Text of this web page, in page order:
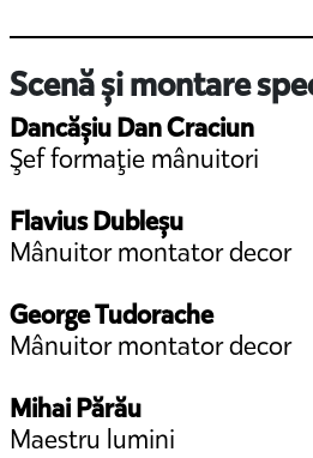
Scenă și montare
Dancășiu Dan Craciun
Şef formaţie mânuitori
Flavius Dubleșu
Mânuitor montator decor
George Tudorache
Mânuitor montator decor
Mihai Părău
Maestru lumini